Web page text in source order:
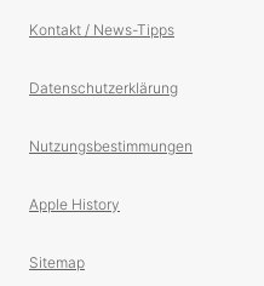
Kontakt / News-Tipps
Datenschutzerklärung
Nutzungsbestimmungen
Apple History
Sitemap